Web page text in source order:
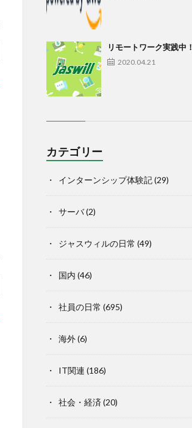
リモートワーク実践中！
2020.04.21
カテゴリー
インターンシップ体験記(29)
サーバ(2)
ジャスウィルの日常 (49)
国内 (46)
社員の日常 (695)
海外(6)
IT関連 (186)
社会・経済(20)